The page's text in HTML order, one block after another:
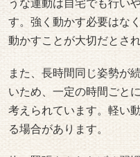
うな運動は自宅でも行い
す。強く動かす必要はな
動かすことが大切だとさ
また、長時間同じ姿勢が
いため、一定の時間ごと
考えられています。軽い
る場合があります。